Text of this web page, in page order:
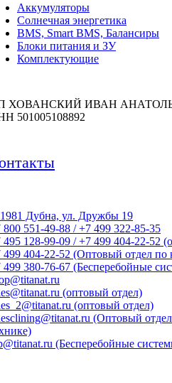
Аккумуляторы
Солнечная энергетика
BMS, Smart BMS, Балансиры
Блоки питания и ЗУ
Комплектующие
ХОВАНСКИЙ ИВАН
501005108892
Дубна, ул. Дружбы 19
800 551-49-88 / +7 499 322-85-35
495 128-99-09 / +7 499 404-22-52
499 404-22-52 (Оптовый отдел по
499 380-76-67 (Бесперебойные
(оптовый отдел)
(оптовый отдел)
(Оптовый
(Бесперебойные